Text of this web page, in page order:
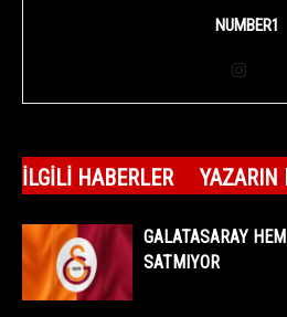
NUMBER1
İLGILI HABERLER YAZARIN
GALATASARAY
SATMIYOR